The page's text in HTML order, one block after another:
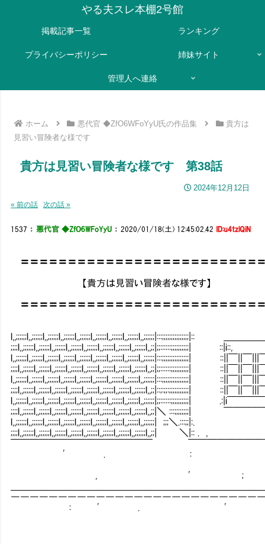
やる夫スレ本棚2号館
掲載記事一覧 ランキング
プライバシーポリシー 姉妹サイト
管理人へ連絡
ホーム 悪代官 ◆ZfO6WFoYyU氏の作品集
貴方は
見習い冒険者な様です
貴方は見習い冒険者な様です 第38話
2024年12月12日
« 前の話 次の話 »
1537 ：悪代官 ◆ZfO6WFoYyU ：2020/01/18(土) 12:45:02.42 ID:u4tzlQiN
〓〓〓〓〓〓〓〓〓〓〓〓〓〓〓〓〓〓〓〓〓〓〓〓〓
【貴方は見習い冒険者な様です】
〓〓〓〓〓〓〓〓〓〓〓〓〓〓〓〓〓〓〓〓〓〓〓〓〓
l,,;;;;;;l,,;;;;;;l,,;;;;;;l,,;;;;;;l,,;;;;;;l,,;;;;;;l,,;;;;;;l,,;;;;;;l,,;;;;;;|:::;;;;;;;;;;;;;;;|
;;;;l,,;;;;;;l,,;;;;;;l,,;;;;;;l,,;;;;;;l,,;;;;;;l,,;;;;;;l,,;;;;;;l,,;;;;;;l,,;;|;;::::::;;;;;;;;;;|
l,,;;;;;;l,,;;;;;;l,,;;;;;;l,,;;;;;;l,,;;;;;;l,,;;;;;;l,,;;;;;;l,,;;;;;;l,,;;;;;;|:::;;;;;;;;;;;;;;;|
;;;;l,,;;;;;;l,,;;;;;;l,,;;;;;;l,,;;;;;;l,,;;;;;;l,,;;;;;;l,,;;;;;;l,,;;;;;;l,,;;|::;:;;:;;;;;;;;;;;|
;;;;l,,;;;;;;l,,;;;;;;l,,;;;;;;l,,;;;;;;l,,;;;;;;l,,;;;;;;l,,;;;;;;l,,;;;;;;l,,;;|＼
l,,;;;;;;l,,;;;;;;l,,;;;;;;l,,;;;;;;l,,;;;;;;l,,;;;;;;l,,;;;;;;l,,;;;;;;l,,;;;;;;| ;;;＼.:::;;|:.
;;;;l,,;;;;;;l,,;;;;;;l,,;;;;;;l,,;;;;;;l,,;;;;;;l,,;;;;;;l,,;;;;;;l,,;;;;;;l,,;;| ＼|:: . ,
￣￣￣￣￣￣￣￣￣￣￣￣￣￣￣ ￣￣￣￣￣￣￣￣
' . :
, ' ;
: ' . '